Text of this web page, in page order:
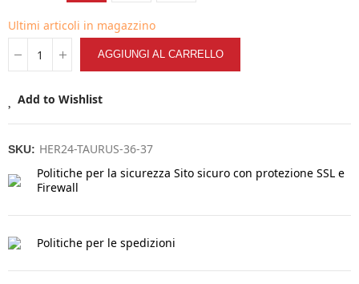
Ultimi articoli in magazzino
AGGIUNGI AL CARRELLO
Add to Wishlist
SKU: HER24-TAURUS-36-37
Politiche per la sicurezza Sito sicuro con protezione SSL e
Firewall
Politiche per le spedizioni